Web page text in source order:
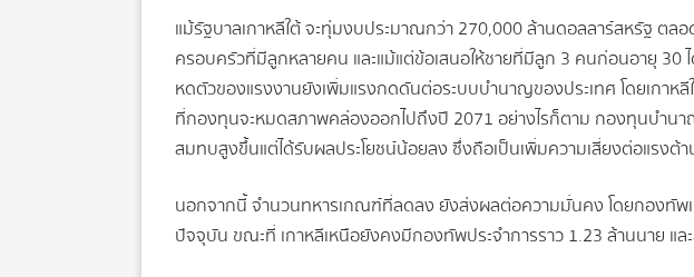
แม้รัฐบาลเกาหลีใต้ จะทุ่มงบประมาณกว่า 270,000 ล้านดอลลาร์สหรัฐ ต
ครอบครัวที่มีลูกหลายคน และแม้แต่ข้อเสนอให้ชายที่มีลูก 3 คนก่อนอายุ
หดตัวของแรงงานยังเพิ่มแรงกดดันต่อระบบบำนาญของประเทศ โดยเกาห
ที่กองทุนจะหมดสภาพคล่องออกไปถึงปี 2071 อย่างไรก็ตาม กองทุนบำนา
สมทบสูงขึ้นแต่ได้รับผลประโยชน์น้อยลง ซึ่งถือเป็นเพิ่มความเสี่ยงต่อแรงต้
นอกจากนี้ จำนวนทหารเกณฑ์ที่ลดลง ยังส่งผลต่อความมั่นคง โดยกองทัพเ
ปัจจุบัน ขณะที่ เกาหลีเหนือยังคงมีกองทัพประจำการราว 1.23 ล้านนาย แ